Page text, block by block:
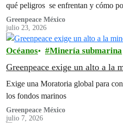
qué peligros se enfrentan y cómo
Greenpeace México
julio 23, 2026
Océanos Minería submarina
Greenpeace exige un alto a la
Exige una Moratoria global para
los fondos marinos
Greenpeace México
julio 7, 2026